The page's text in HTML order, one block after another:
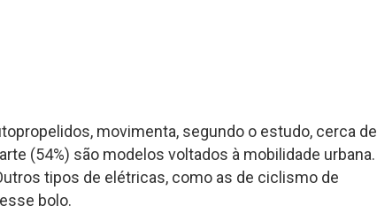
movimenta, segundo o estudo, cerca de
(54%) são modelos voltados à mobilidade urbana.
tipos de elétricas, como as de ciclismo de
bolo.